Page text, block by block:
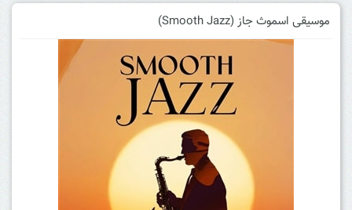
موسیقی اسموث جاز (Smooth Jazz)